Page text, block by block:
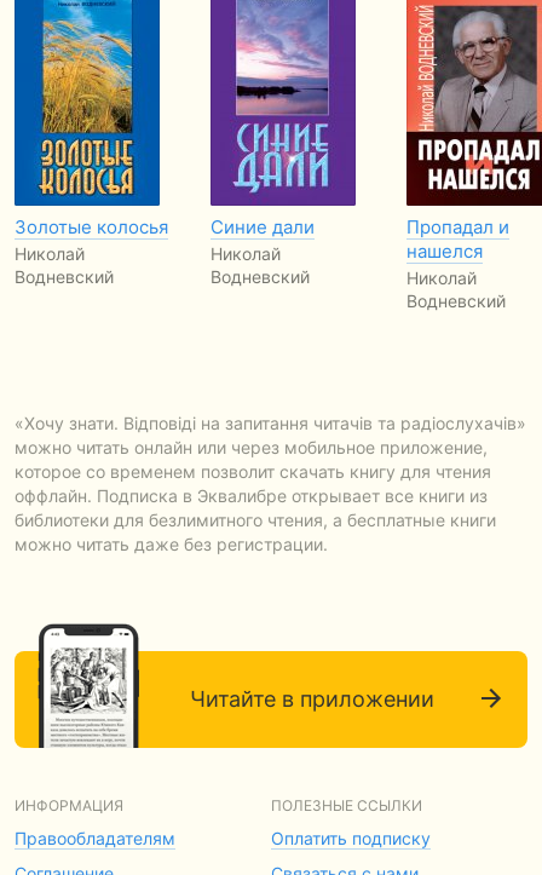
Золотые колосья
Николай
Водневский
Синие дали
Николай
Водневский
Пропадал и
нашелся
Николай
Водневский
«Хочу знати. Відповіді на запитання читачів та радіослухачів»
можно читать онлайн или через мобильное приложение,
которое со временем позволит скачать книгу для чтения
оффлайн. Подписка в Эквалибре открывает все книги из
библиотеки для безлимитного чтения, а бесплатные книги
можно читать даже без регистрации.
Читайте в приложении
ИНФОРМАЦИЯ
Правообладателям
ПОЛЕЗНЫЕ ССЫЛКИ
Оплатить подписку